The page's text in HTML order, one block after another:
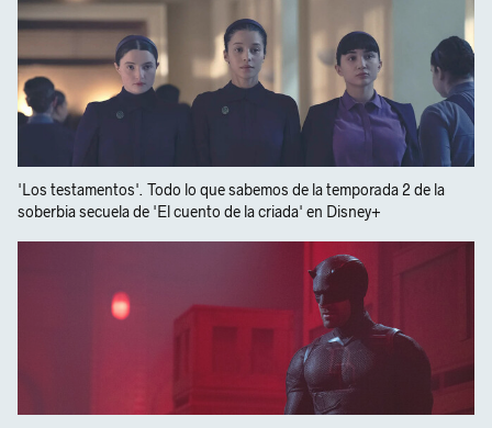
'Los testamentos'. Todo lo que sabemos de la temporada 2 de la
soberbia secuela de 'El cuento de la criada' en Disney+